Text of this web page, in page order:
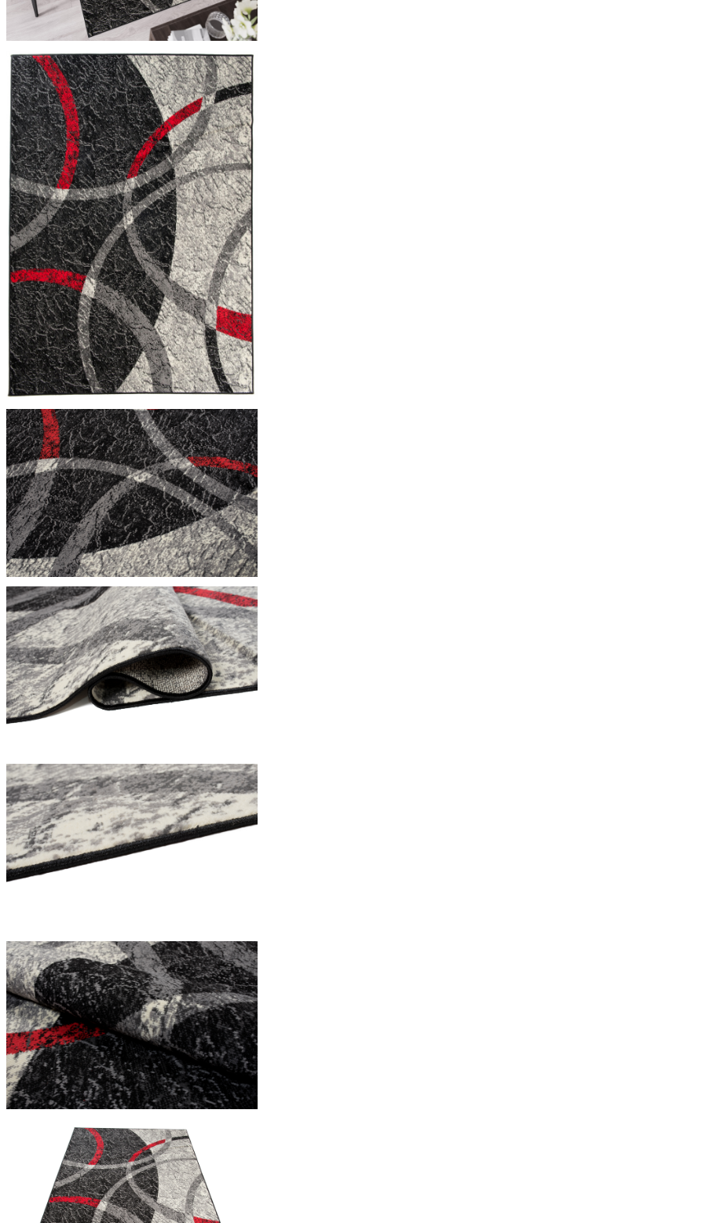
I cookie indispensabili sono cruciali per le funzioni di base del sito e il sito non funzionerà come previsto senza di
memorizzano alcun dato personale identificabile.
Preferenze
I cookie relativi alle preferenze permettono al sito di ricordare informazioni che modificano il modo in cui il sito
esempio la tua lingua preferita o la regione in cui ti trovi.
Statistica
I cookie statistici aiutano i proprietari dei siti web a capire come i visitatori interagiscono con i siti raccogliendo
interessanti per i singoli utenti e quindi più preziosi per gli editori e gli inserzionisti di terze parti.